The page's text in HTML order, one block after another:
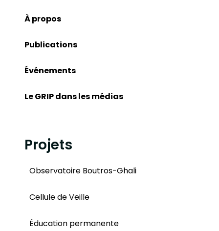
À propos
Publications
Événements
Le GRIP dans les médias
Projets
Observatoire Boutros-Ghali
Cellule de Veille
Éducation permanente